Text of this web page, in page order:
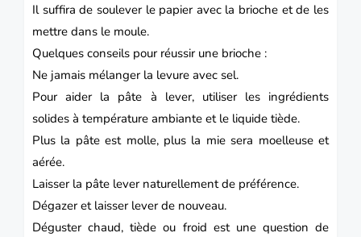
Il suffira de soulever le papier avec la brioche et de les
mettre dans le moule.
Quelques conseils pour réussir une brioche :
Ne jamais mélanger la levure avec sel.
Pour aider la pâte à lever, utiliser les ingrédients
solides à température ambiante et le liquide tiède.
Plus la pâte est molle, plus la mie sera moelleuse et
aérée.
Laisser la pâte lever naturellement de préférence.
Dégazer et laisser lever de nouveau.
Déguster chaud, tiède ou froid est une question de